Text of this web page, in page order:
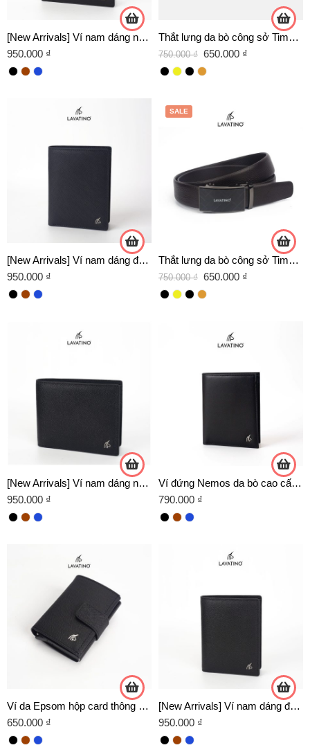
[New Arrivals] Ví nam dáng ngang 2 trong 1 kết hợp ví card mini tháo rời da Saffiano chính hãng Lavatino – WNB45
950.000 ₫
Thắt lưng da bò công sở Timeless T11- D02 chính hãng Lavatino
750.000₫ 650.000 ₫
[New Arrivals] Ví nam dáng đứng 2 trong 1 kết hợp ví card mini tháo rời da Saffiano chính hãng Lavatino – WDB45
950.000 ₫
SALE
Thắt lưng da bò công sở Timeless T11- D04 chính hãng Lavatino
750.000₫ 650.000 ₫
[New Arrivals] Ví nam dáng ngang 2 trong 1 kết hợp ví card mini tháo rời da Epsom chính hãng Lavatino
950.000 ₫
Ví đứng Nemos da bò cao cấp chính hãng Lavatino – WDB57
790.000 ₫
Ví da Epsom hộp card thông minh gập 3 nhỏ gọn, ngăn đẩy thẻ tiện lợi chính hãng Lavatino
650.000 ₫
[New Arrivals] Ví nam dáng đứng 2 trong 1 kết hợp ví card mini tháo rời da Epsom chính hãng Lavatino
950.000 ₫